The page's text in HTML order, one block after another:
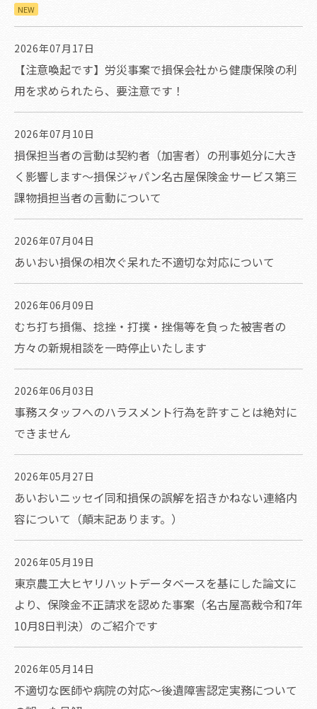
NEW
2026年07月17日
【注意喚起です】労災事案で損保会社から健康保険の利
用を求められたら、要注意です！
2026年07月10日
損保担当者の言動は契約者（加害者）の刑事処分に大き
く影響します～損保ジャパン名古屋保険金サービス第三
課物損担当者の言動について
2026年07月04日
あいおい損保の相次ぐ呆れた不適切な対応について
2026年06月09日
むち打ち損傷、捻挫・打撲・挫傷等を負った被害者の
方々の新規相談を一時停止いたします
2026年06月03日
事務スタッフへのハラスメント行為を許すことは絶対に
できません
2026年05月27日
あいおいニッセイ同和損保の誤解を招きかねない連絡内
容について（顛末記あります。）
2026年05月19日
東京農工大ヒヤリハットデータベースを基にした論文に
より、保険金不正請求を認めた事案（名古屋高裁令和7年
10月8日判決）のご紹介です
2026年05月14日
不適切な医師や病院の対応～後遺障害認定実務について